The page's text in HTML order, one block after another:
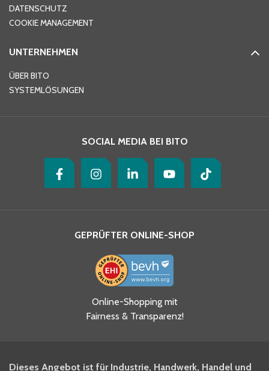
Telefon
Ja, ich habe die
Datenschutzhinweise gelesen
und akzeptiere diese.
DATENSCHUTZ
COOKIE MANAGEMENT
UNTERNEHMEN
ÜBER BITO
SYSTEMLÖSUNGEN
SOCIAL MEDIA BEI BITO
GEPRÜFTER ONLINE-SHOP
Online-Shopping mit
Fairness & Transparenz!
Dieses Angebot ist für Industrie, Handwerk, Handel und